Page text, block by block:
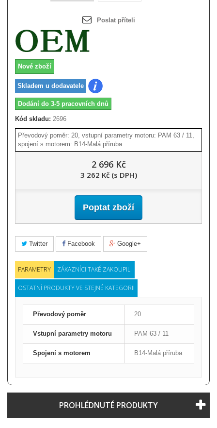
Poslat příteli
Nové zboží
Skladem u dodavatele
Dodání do 3-5 pracovních dnů
Kód skladu: 2696
Převodový poměr: 20, vstupní parametry motoru: PAM 63 / 11,
spojení s motorem: B14-Malá příruba
2 696 Kč
3 262 Kč (s DPH)
Poptat zboží
Twitter Facebook Google+
PARAMETRY ZÁKAZNÍCI TAKÉ ZAKOUPILI
OSTATNÍ PRODUKTY VE STEJNÉ KATEGORII
Převodový poměr 20
Vstupní parametry motoru PAM 63 / 11
Spojení s motorem B14-Malá příruba
PROHLÉDNUTÉ PRODUKTY